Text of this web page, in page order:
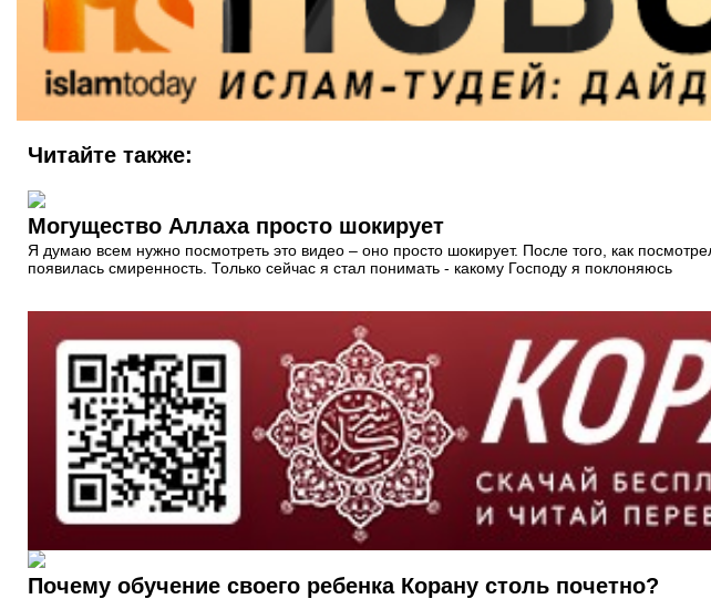
Читайте также:
Могущество Аллаха просто шокирует
Я думаю всем нужно посмотреть это видео – оно просто шокирует. После того, как
появилась смиренность. Только сейчас я стал понимать - какому Господу я поклоняюсь
Почему обучение своего ребенка Корану столь почетно?